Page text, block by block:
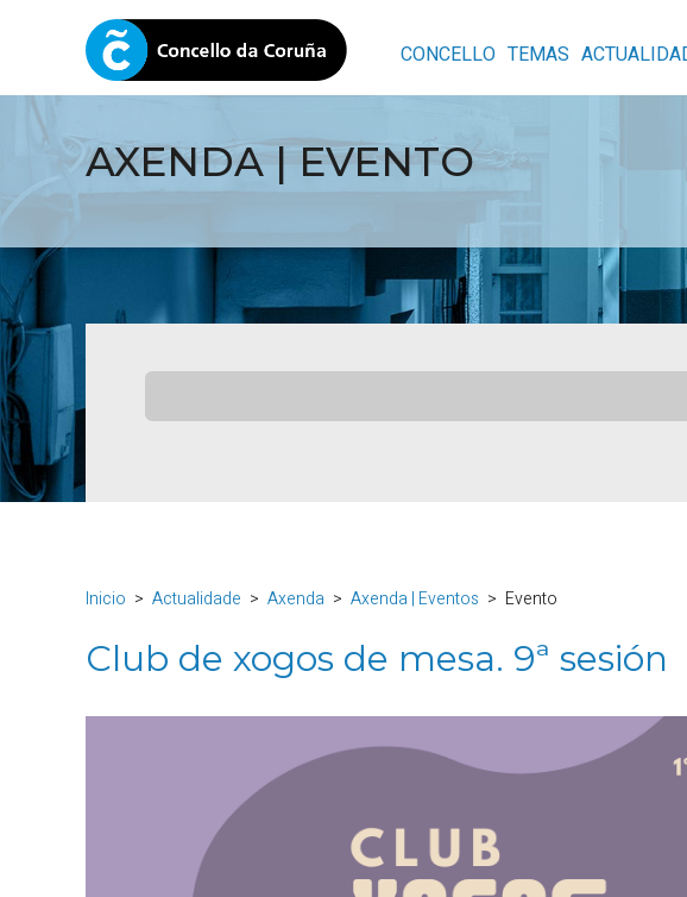
CONCELLO TEMAS
AXENDA | EVENTO
Inicio Actualidade Axenda Axenda | Eventos Evento
Club de xogos de mesa. 9ª sesión